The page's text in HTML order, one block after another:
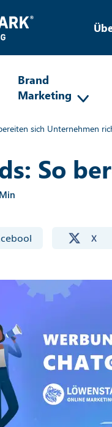
Brand
Marketing
sich Unternehmen
So